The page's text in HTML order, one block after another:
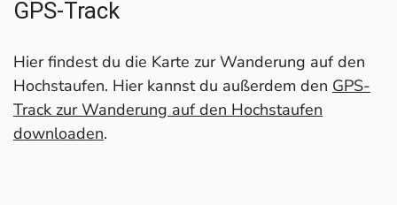
GPS-Track
Hier findest du die Karte zur Wanderung auf den
Hochstaufen. Hier kannst du außerdem den GPS-
Track zur Wanderung auf den Hochstaufen
downloaden.